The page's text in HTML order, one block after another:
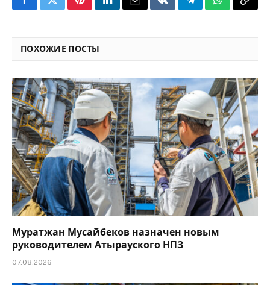
FacebookTwitterPinterestLinkedInEmailVKontakteTelegramWhatsApp
Copy
ПОХОЖИЕ ПОСТЫ
Муратжан Мусайбеков назначен новым
руководителем Атырауского НПЗ
07.08.2026